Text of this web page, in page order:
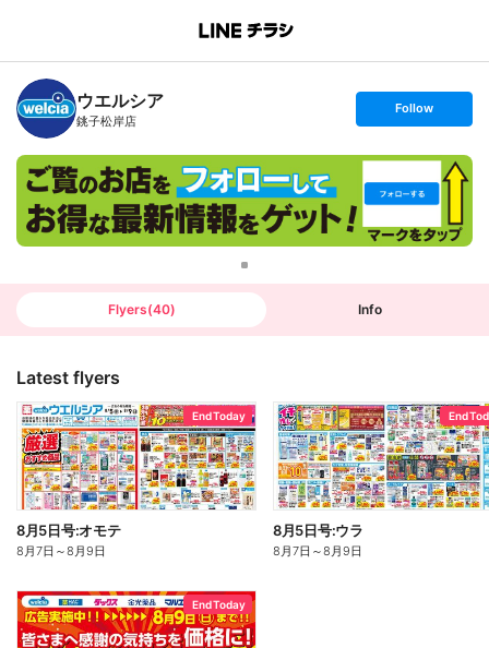
B
n
c
h
T
ウエルシア
銚子松岸店
s
t
o
l
o
w
Follow
Flyers(40) Info
Latest flyers
End Today
8月5日号:オモテ
8月7日 ～8月9日
End
8月5日号:ウラ
8月7日 ～8月9日
End Today